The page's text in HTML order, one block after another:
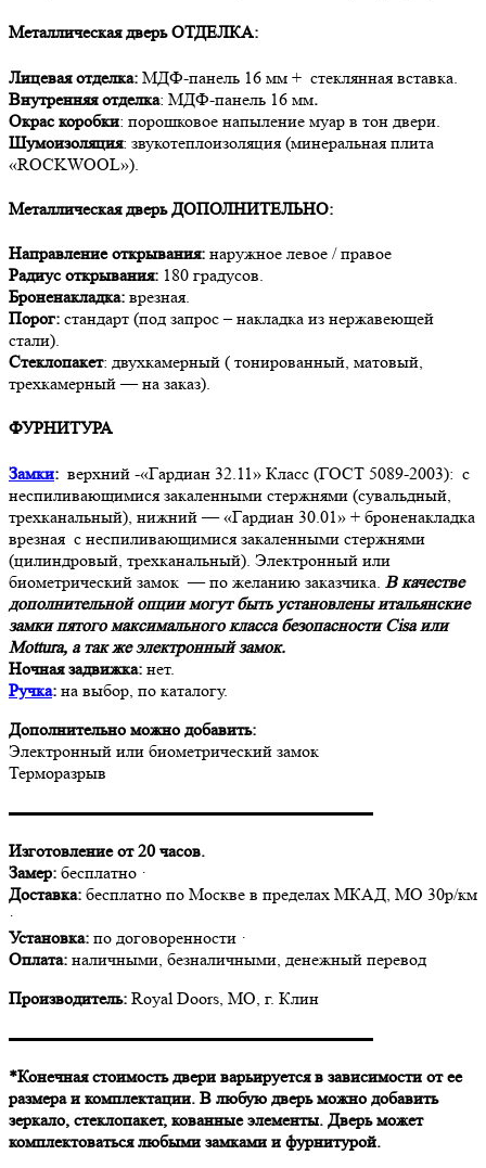
Металлическая дверь ОТДЕЛКА:
Лицевая отделка: МДФ-панель 16 мм + стеклянная вставка.
Внутренняя отделка: МДФ-панель 16 мм.
Окрас коробки: порошковое напыление муар в тон двери.
Шумоизоляция: звукотеплоизоляция (минеральная плита
«ROCKWOOL»).
Металлическая дверь ДОПОЛНИТЕЛЬНО:
Направление открывания: наружное левое / правое
Радиус открывания: 180 градусов.
Броненакладка: врезная.
Порог: стандарт (под запрос – накладка из нержавеющей
стали).
Стеклопакет: двухкамерный ( тонированный, матовый,
трехкамерный — на заказ).
ФУРНИТУРА
Замки: верхний -«Гардиан 32.11» Класс (ГОСТ 5089-2003): с
неспиливающимися закаленными стержнями (сувальдный,
трехканальный), нижний — «Гардиан 30.01» + броненакладка
врезная с неспиливающимися закаленными стержнями
(цилиндровый, трехканальный). Электронный или
биометрический замок — по желанию заказчика. В качестве
дополнительной опции могут быть установлены итальянские
замки пятого максимального класса безопасности Cisa или
Mottura, а так же электронный замок.
Ночная задвижка: нет.
Ручка: на выбор, по каталогу.
Дополнительно можно добавить:
Электронный или биометрический замок
Терморазрыв
▬▬▬▬▬▬▬▬▬▬▬▬▬▬▬▬▬▬▬▬▬
Изготовление от 20 часов.
Замер: бесплатно ·
Доставка: бесплатно по Москве в пределах МКАД, МО 30р/км
·
Установка: по договоренности ·
Оплата: наличными, безналичными, денежный перевод
Производитель: Royal Doors, МО, г. Клин
▬▬▬▬▬▬▬▬▬▬▬▬▬▬▬▬▬▬▬▬▬
*Конечная стоимость двери варьируется в зависимости от ее
размера и комплектации. В любую дверь можно добавить
зеркало, стеклопакет, кованные элементы. Дверь может
комплектоваться любыми замками и фурнитурой.